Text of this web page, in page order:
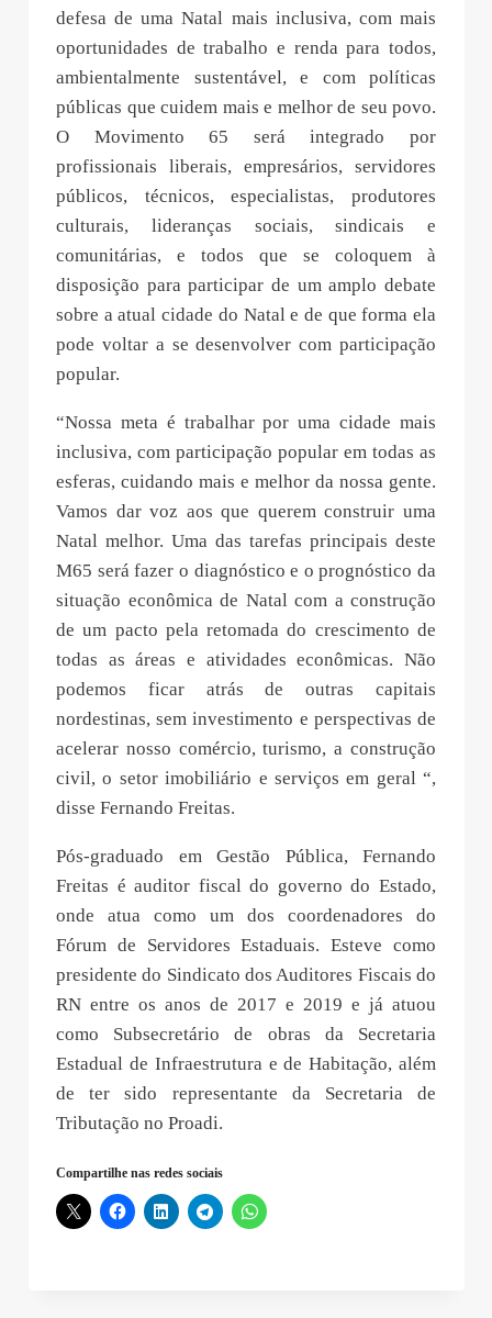
defesa de uma Natal mais inclusiva, com mais
oportunidades de trabalho e renda para todos,
ambientalmente sustentável, e com políticas
públicas que cuidem mais e melhor de seu povo.
O Movimento 65 será integrado por
profissionais liberais, empresários, servidores
públicos, técnicos, especialistas, produtores
culturais, lideranças sociais, sindicais e
comunitárias, e todos que se coloquem à
disposição para participar de um amplo debate
sobre a atual cidade do Natal e de que forma ela
pode voltar a se desenvolver com participação
popular.
“Nossa meta é trabalhar por uma cidade mais
inclusiva, com participação popular em todas as
esferas, cuidando mais e melhor da nossa gente.
Vamos dar voz aos que querem construir uma
Natal melhor. Uma das tarefas principais deste
M65 será fazer o diagnóstico e o prognóstico da
situação econômica de Natal com a construção
de um pacto pela retomada do crescimento de
todas as áreas e atividades econômicas. Não
podemos ficar atrás de outras capitais
nordestinas, sem investimento e perspectivas de
acelerar nosso comércio, turismo, a construção
civil, o setor imobiliário e serviços em geral “,
disse Fernando Freitas.
Pós-graduado em Gestão Pública, Fernando
Freitas é auditor fiscal do governo do Estado,
onde atua como um dos coordenadores do
Fórum de Servidores Estaduais. Esteve como
presidente do Sindicato dos Auditores Fiscais do
RN entre os anos de 2017 e 2019 e já atuou
como Subsecretário de obras da Secretaria
Estadual de Infraestrutura e de Habitação, além
de ter sido representante da Secretaria de
Tributação no Proadi.
Compartilhe nas redes sociais